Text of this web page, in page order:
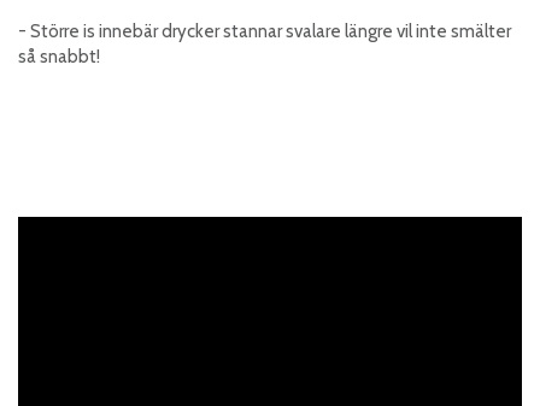
- Större is innebär drycker stannar svalare längre vil inte smälter
så snabbt!